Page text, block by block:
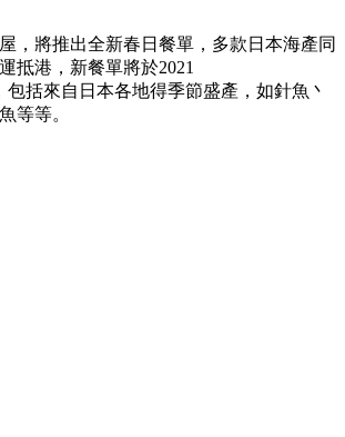
，將推出全新春日餐單，多款日本海產同
抵港，新餐單將於2021
包括來自日本各地得季節盛產，如針魚丶
等等。